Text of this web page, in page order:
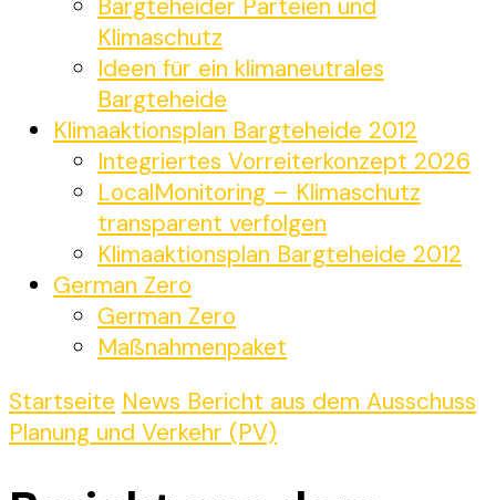
Bargteheider Parteien und
Klimaschutz
Ideen für ein klimaneutrales
Bargteheide
Klimaaktionsplan Bargteheide 2012
Integriertes Vorreiterkonzept 2026
LocalMonitoring – Klimaschutz
transparent verfolgen
Klimaaktionsplan Bargteheide 2012
German Zero
German Zero
Maßnahmenpaket
Startseite News Bericht aus dem Ausschuss
Planung und Verkehr (PV)